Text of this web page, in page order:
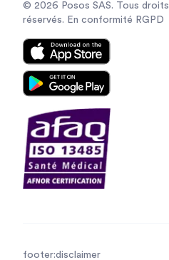
© 2026 Posos SAS. Tous droits
réservés. En conformité RGPD
footer:disclaimer